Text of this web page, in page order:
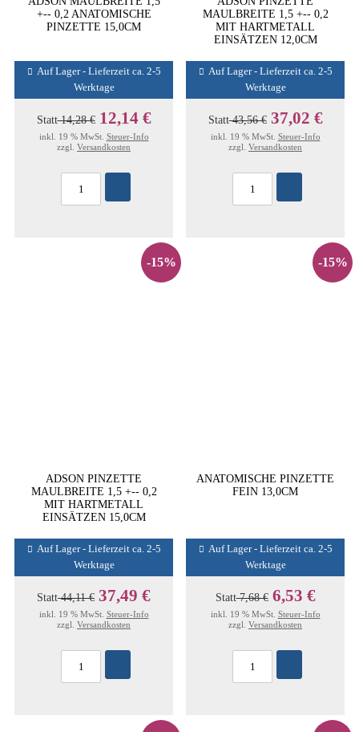
+-- 0,2 ANATOMISCHE
PINZETTE 15,0CM
Auf Lager - Lieferzeit ca. 2-5
Werktage
Statt14,28 € 12,14 €
inkl. 19 % MwSt. Steuer-Info
zzgl. Versandkosten
MAULBREITE 1,5 +-- 0,2
MIT HARTMETALL
EINSÄTZEN 12,0CM
Auf Lager - Lieferzeit ca. 2-5
Werktage
Statt43,56 € 37,02 €
inkl. 19 % MwSt. Steuer-Info
zzgl. Versandkosten
-15%
ADSON PINZETTE
MAULBREITE 1,5 +-- 0,2
MIT HARTMETALL
EINSÄTZEN 15,0CM
Auf Lager - Lieferzeit ca. 2-5
Werktage
Statt44,11 € 37,49 €
inkl. 19 % MwSt. Steuer-Info
zzgl. Versandkosten
-15%
ANATOMISCHE PINZETTE
FEIN 13,0CM
Auf Lager - Lieferzeit ca. 2-5
Werktage
Statt7,68 € 6,53 €
inkl. 19 % MwSt. Steuer-Info
zzgl. Versandkosten